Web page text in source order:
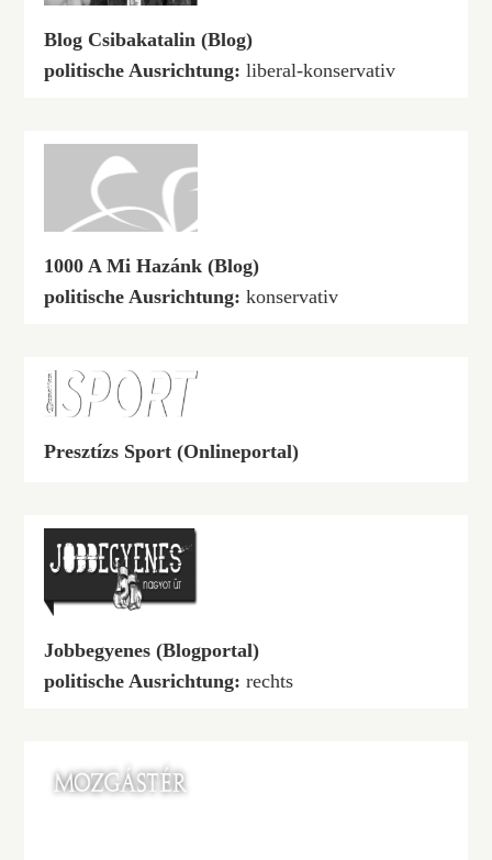
Blog Csibakatalin (Blog)
politische Ausrichtung: liberal-konservativ
1000 A Mi Hazánk (Blog)
politische Ausrichtung: konservativ
Presztízs Sport (Onlineportal)
Jobbegyenes (Blogportal)
politische Ausrichtung: rechts